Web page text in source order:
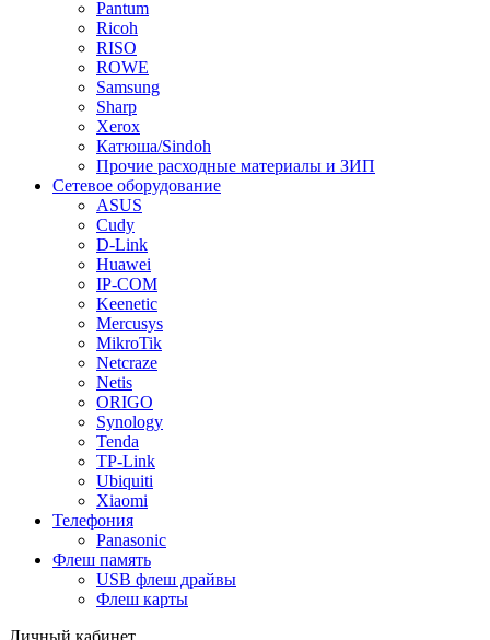
Pantum
Ricoh
RISO
ROWE
Samsung
Sharp
Xerox
Катюша/Sindoh
Прочие расходные материалы и ЗИП
Сетевое оборудование
ASUS
Cudy
D-Link
Huawei
IP-COM
Keenetic
Mercusys
MikroTik
Netcraze
Netis
ORIGO
Synology
Tenda
TP-Link
Ubiquiti
Xiaomi
Телефония
Panasonic
Флеш память
USB флеш драйвы
Флеш карты
Личный кабинет